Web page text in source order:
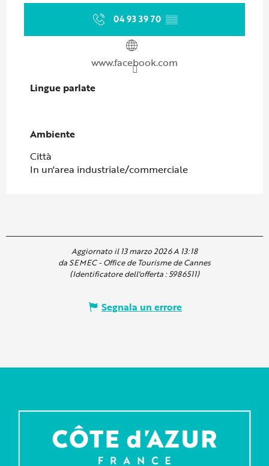
04 93 39 70 ▒▒
www.facebook.com
Lingue parlate
Lingue parlate
Ambiente
Ambiente
Città
In un'area industriale/commerciale
Aggiornato il 13 marzo 2026 A 13:18
da SEMEC - Office de Tourisme de Cannes
(Identificatore dell'offerta :5986511)
Segnala un errore